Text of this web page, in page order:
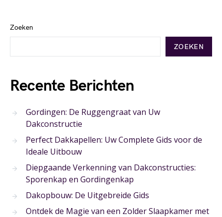
Zoeken
ZOEKEN
Recente Berichten
Gordingen: De Ruggengraat van Uw
Dakconstructie
Perfect Dakkapellen: Uw Complete Gids voor de
Ideale Uitbouw
Diepgaande Verkenning van Dakconstructies:
Sporenkap en Gordingenkap
Dakopbouw: De Uitgebreide Gids
Ontdek de Magie van een Zolder Slaapkamer met